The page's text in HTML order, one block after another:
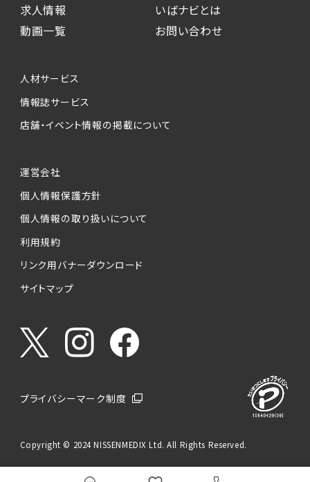
求人情報
動画一覧
いばナビとは
お問い合わせ
人材サービス
情報誌サービス
店舗・イベント情報の掲載について
運営会社
個人情報保護方針
個人情報の取り扱いについて
利用規約
リンク用バナーダウンロード
サイトマップ
プライバシーマーク制度
Copyright © 2024 NISSENMEDIX Ltd. All Rights Reserved.